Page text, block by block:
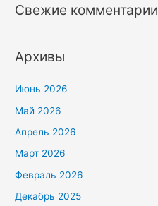
Свежие комментарии
Архивы
Июнь 2026
Май 2026
Апрель 2026
Март 2026
Февраль 2026
Декабрь 2025